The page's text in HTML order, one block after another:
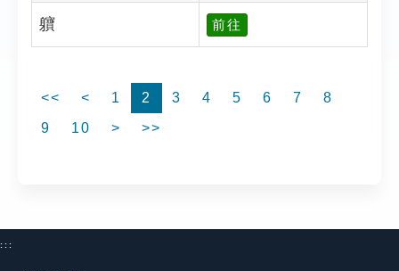
軉 前往
<< < 1 2 3 4 5 6 7
8
9
10 > >>
:::